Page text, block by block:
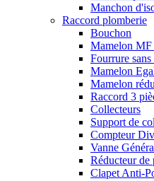
Manchon
Raccord plomberie
Bouchon
Mamelon MF
Fourrure
Mamelon
Mamelon
Raccord 3
Collecteurs
Support de
Compteur
Vanne
Réducteur de
Clapet Anti-